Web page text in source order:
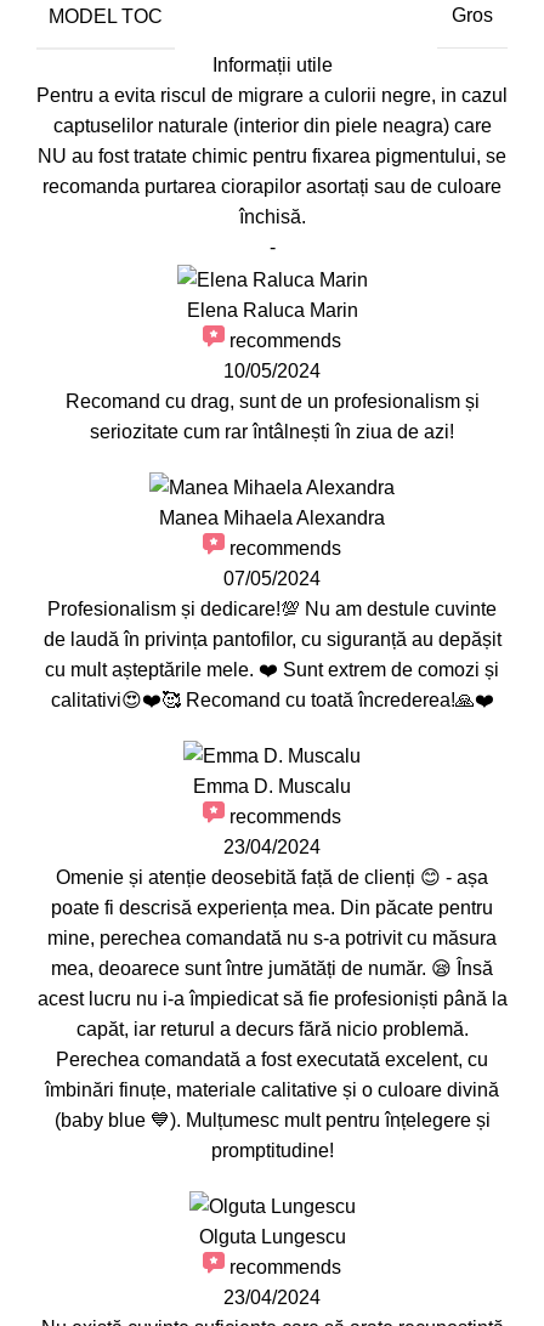
MODEL TOC Gros
Informații utile
Pentru a evita riscul de migrare a culorii negre, in cazul
captuselilor naturale (interior din piele neagra) care
NU au fost tratate chimic pentru fixarea pigmentului, se
recomanda purtarea ciorapilor asortați sau de culoare
închisă.
-
Elena Raluca Marin
recommends
10/05/2024
Recomand cu drag, sunt de un profesionalism și
seriozitate cum rar întâlnești în ziua de azi!
Manea Mihaela Alexandra
recommends
07/05/2024
Profesionalism și dedicare!💯 Nu am destule cuvinte
de laudă în privința pantofilor, cu siguranță au depășit
cu mult așteptările mele. ❤️ Sunt extrem de comozi și
calitativi😍❤️🥰 Recomand cu toată încrederea!🙏❤️
Emma D. Muscalu
recommends
23/04/2024
Omenie și atenție deosebită față de clienți 😊 - așa
poate fi descrisă experiența mea. Din păcate pentru
mine, perechea comandată nu s-a potrivit cu măsura
mea, deoarece sunt între jumătăți de număr. 😪 Însă
acest lucru nu i-a împiedicat să fie profesioniști până la
capăt, iar returul a decurs fără nicio problemă.
Perechea comandată a fost executată excelent, cu
îmbinări finuțe, materiale calitative și o culoare divină
(baby blue 💙). Mulțumesc mult pentru înțelegere și
promptitudine!
Olguta Lungescu
recommends
23/04/2024